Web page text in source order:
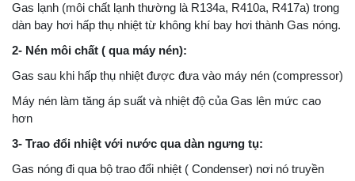
Gas lạnh (môi chất lạnh thường là R134a, R410a, R417a) trong
dàn bay hơi hấp thụ nhiệt từ không khí bay hơi thành Gas nóng.
2- Nén môi chất ( qua máy nén):
Gas sau khi hấp thụ nhiệt được đưa vào máy nén (compressor)
Máy nén làm tăng áp suất và nhiệt độ của Gas lên mức cao
hơn
3- Trao đổi nhiệt với nước qua dàn ngưng tụ:
Gas nóng đi qua bộ trao đổi nhiệt ( Condenser) nơi nó truyền